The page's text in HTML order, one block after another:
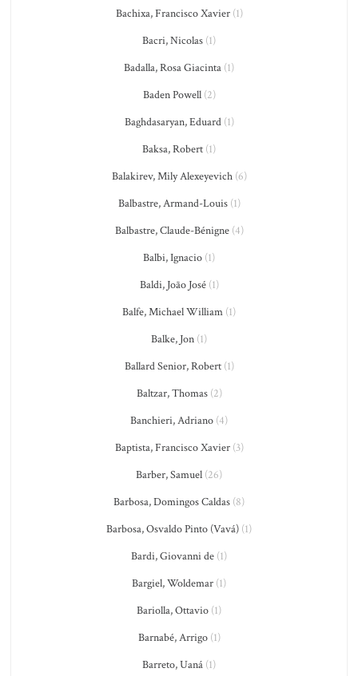
Bachixa, Francisco Xavier(1)
Bacri, Nicolas (1)
Badalla, Rosa Giacinta (1)
Baden Powell(2)
Baghdasaryan, Eduard(1)
Baksa, Robert (1)
Balakirev, Mily Alexeyevich(6)
Balbastre, Armand-Louis(1)
Balbastre, Claude-Bénigne(4)
Balbi, Ignacio (1)
Baldi, João José(1)
Balfe, Michael William (1)
Balke, Jon (1)
Ballard Senior, Robert(1)
Baltzar, Thomas(2)
Banchieri, Adriano (4)
Baptista, Francisco Xavier(3)
Barber, Samuel (26)
Barbosa, Domingos Caldas (8)
Barbosa, Osvaldo Pinto (Vavá) (1)
Bardi, Giovanni de (1)
Bargiel, Woldemar (1)
Bariolla, Ottavio (1)
Barnabé, Arrigo(1)
Barreto, Uaná (1)